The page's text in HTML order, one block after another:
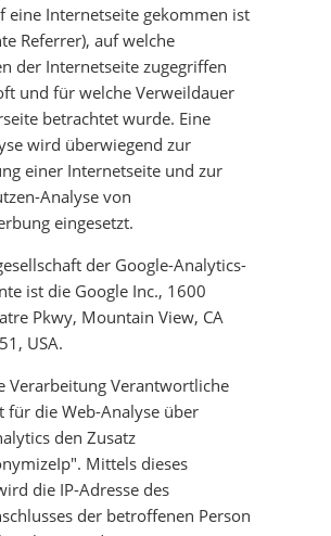
eine Internetseite gekommen ist
Referrer), auf welche
der Internetseite zugegriffen
und für welche Verweildauer
betrachtet wurde. Eine
wird überwiegend zur
einer Internetseite und zur
Analyse von
eingesetzt.
der Google-Analytics-
ist die Google Inc., 1600
Pkwy, Mountain View, CA
USA.
Verarbeitung Verantwortliche
für die Web-Analyse über
den Zusatz
Mittels dieses
die IP-Adresse des
der betroffenen Person